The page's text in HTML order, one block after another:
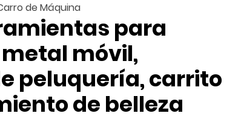
de Máquina
para
móvil,
peluquería, carrito
de belleza